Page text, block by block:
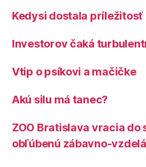
Kedysi dostala príležitosť
Investorov čaká
Vtip o psíkovi a mačičke
Akú silu má tanec?
ZOO Bratislava vracia do
obľúbenú zábavno-